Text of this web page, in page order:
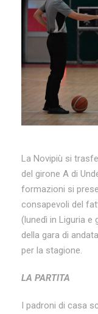
La Novipiù si
del girone A di
formazioni si
consapevoli del
(lunedì in Liguria e
della gara di
per la stagione.
LA PARTITA
I padroni di casa